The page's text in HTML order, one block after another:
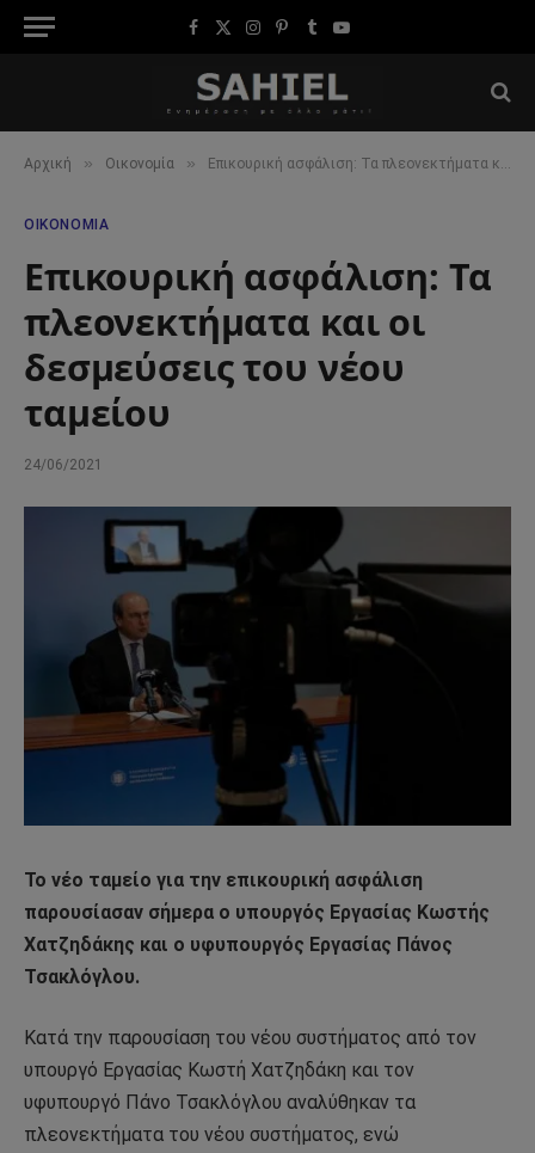
Facebook
X
Instagram
Pinterest
TumblrYouTube
Αρχική » Οικονομία » Επικουρική ασφάλιση: Τα πλεονεκτήματα και οι δεσμεύσεις του νέου ταμείου
ΟΙΚΟΝΟΜΊΑ
Επικουρική ασφάλιση: Τα
πλεονεκτήματα και οι
δεσμεύσεις του νέου
ταμείου
24/06/2021
Το νέο ταμείο για την επικουρική ασφάλιση
παρουσίασαν σήμερα ο υπουργός Εργασίας Κωστής
Χατζηδάκης και ο υφυπουργός Εργασίας Πάνος
Τσακλόγλου.
Κατά την παρουσίαση του νέου συστήματος από τον
υπουργό Εργασίας Κωστή Χατζηδάκη και τον
υφυπουργό Πάνο Τσακλόγλου αναλύθηκαν τα
πλεονεκτήματα του νέου συστήματος, ενώ